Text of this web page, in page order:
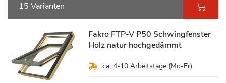
15 Varianten
Fakro FTP-V P50 Schwingfenster
Holz natur hochgedämmt
ca. 4-10 Arbeitstage (Mo-Fr)